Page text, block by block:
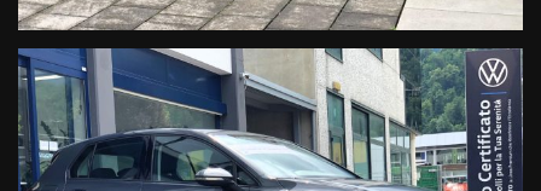
• POSSIBILITA’ DI VIDEOCHIAMATA PER VISIONARE IN
ANTEPRIMA L’AUTOVETTURA
• VALUTAZIONE DEL VOSTRO USATO ANCHE A DISTANZA
TRAMITE MAIL/WHATSAPP
• TEST DRIVE SU TUTTE LE AUTOVETTURE DISPONIBILI